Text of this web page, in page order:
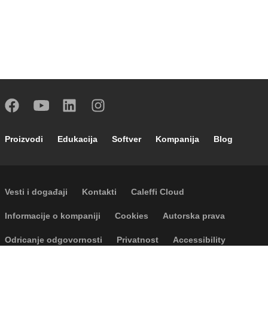
Footer main navigation
Proizvodi Edukacija Softver Kompanija Blog
Footer secondary navigation
Vesti i događaji Kontakti Caleffi Cloud
Footer menu
Informacije o kompaniji Cookies Autorska prava
Odricanje odgovornosti Privatnost Accessibility